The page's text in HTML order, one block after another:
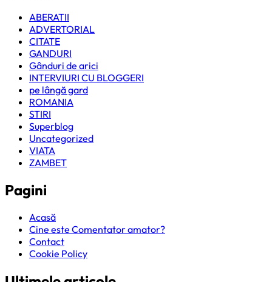
ABERATII
ADVERTORIAL
CITATE
GANDURI
Gânduri de arici
INTERVIURI CU BLOGGERI
pe lângă gard
ROMANIA
STIRI
Superblog
Uncategorized
VIATA
ZAMBET
Pagini
Acasă
Cine este Comentator amator?
Contact
Cookie Policy